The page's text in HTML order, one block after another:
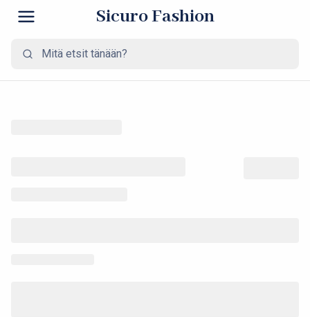
Sicuro Fashion